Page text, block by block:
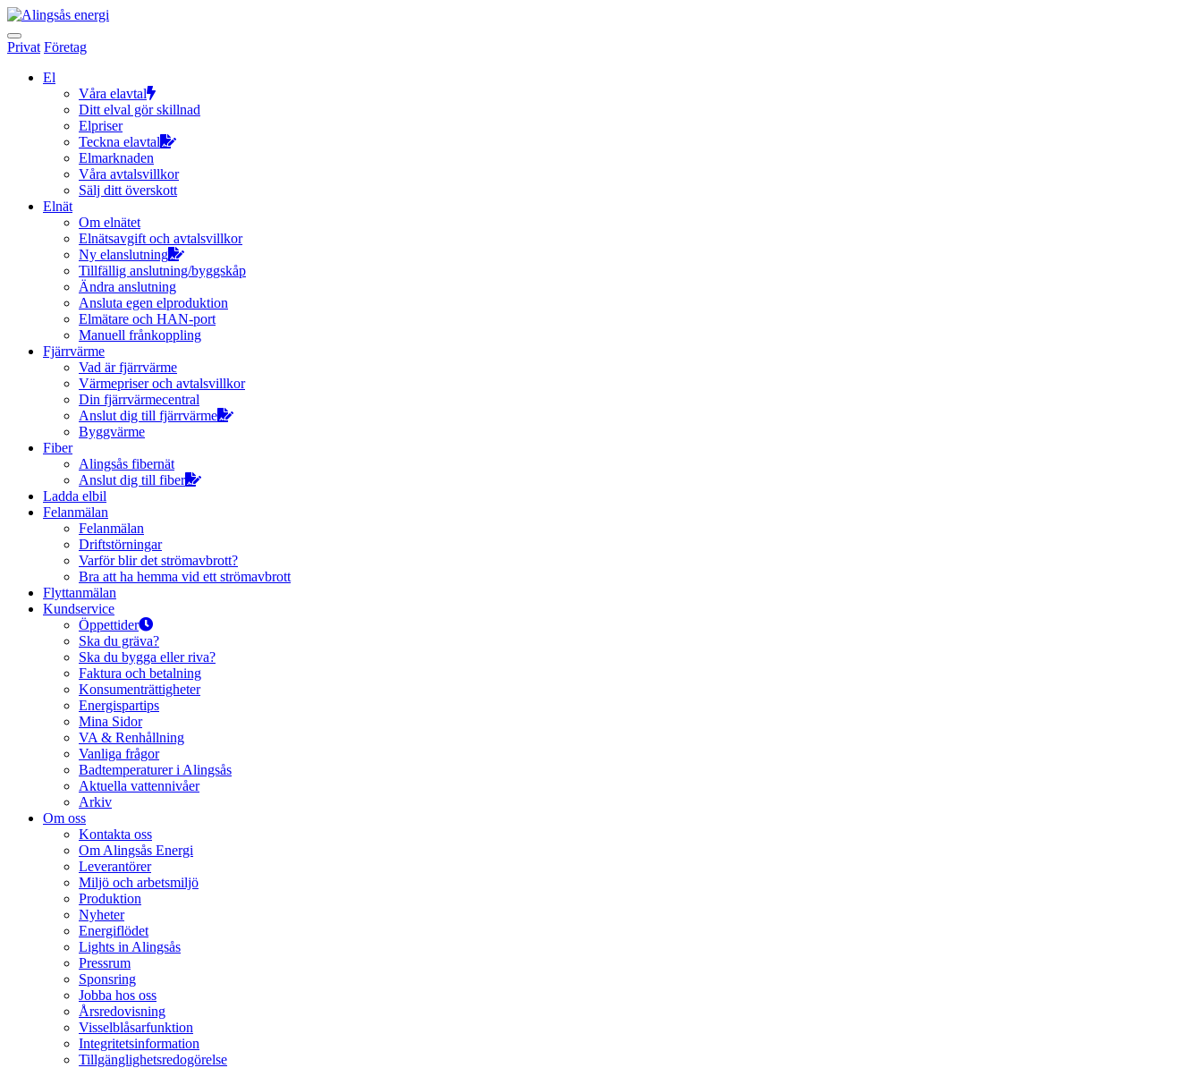
Hoppa
till
innehållet
Privat Företag
El
Våra elavtal
Ditt elval gör skillnad
Elpriser
Teckna elavtal
Elmarknaden
Våra avtalsvillkor
Sälj ditt överskott
Elnät
Om elnätet
Elnätsavgift och avtalsvillkor
Ny elanslutning
Tillfällig anslutning/byggskåp
Ändra anslutning
Ansluta egen elproduktion
Elmätare och HAN-port
Manuell frånkoppling
Fjärrvärme
Vad är fjärrvärme
Värmepriser och avtalsvillkor
Din fjärrvärmecentral
Anslut dig till fjärrvärme
Byggvärme
Fiber
Alingsås fibernät
Anslut dig till fiber
Ladda elbil
Felanmälan
Felanmälan
Driftstörningar
Varför blir det strömavbrott?
Bra att ha hemma vid ett strömavbrott
Flyttanmälan
Kundservice
Öppettider
Ska du gräva?
Ska du bygga eller riva?
Faktura och betalning
Konsumenträttigheter
Energispartips
Mina Sidor
VA & Renhållning
Vanliga frågor
Badtemperaturer i Alingsås
Aktuella vattennivåer
Arkiv
Om oss
Kontakta oss
Om Alingsås Energi
Leverantörer
Miljö och arbetsmiljö
Produktion
Nyheter
Energiflödet
Lights in Alingsås
Pressrum
Sponsring
Jobba hos oss
Årsredovisning
Visselblåsarfunktion
Integritetsinformation
Tillgänglighetsredogörelse